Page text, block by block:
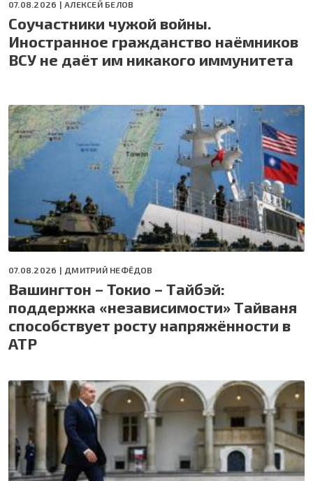
07.08.2026 | АЛЕКСЕЙ БЕЛОВ
Соучастники чужой войны.
Иностранное гражданство наёмников
ВСУ не даёт им никакого иммунитета
07.08.2026 | ДМИТРИЙ НЕФЁДОВ
Вашингтон – Токио – Тайбэй:
поддержка «независимости» Тайваня
способствует росту напряжённости в
АТР